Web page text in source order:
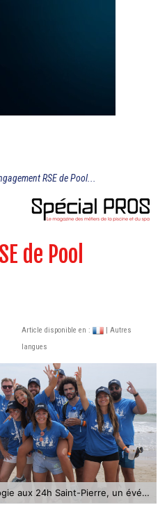
RSE de Pool...
de Pool
Article disponible en :
| Autres
langues
Participation de Pool Technologie aux 24h Saint-Pierre, un événement sportif, festif et solidaire